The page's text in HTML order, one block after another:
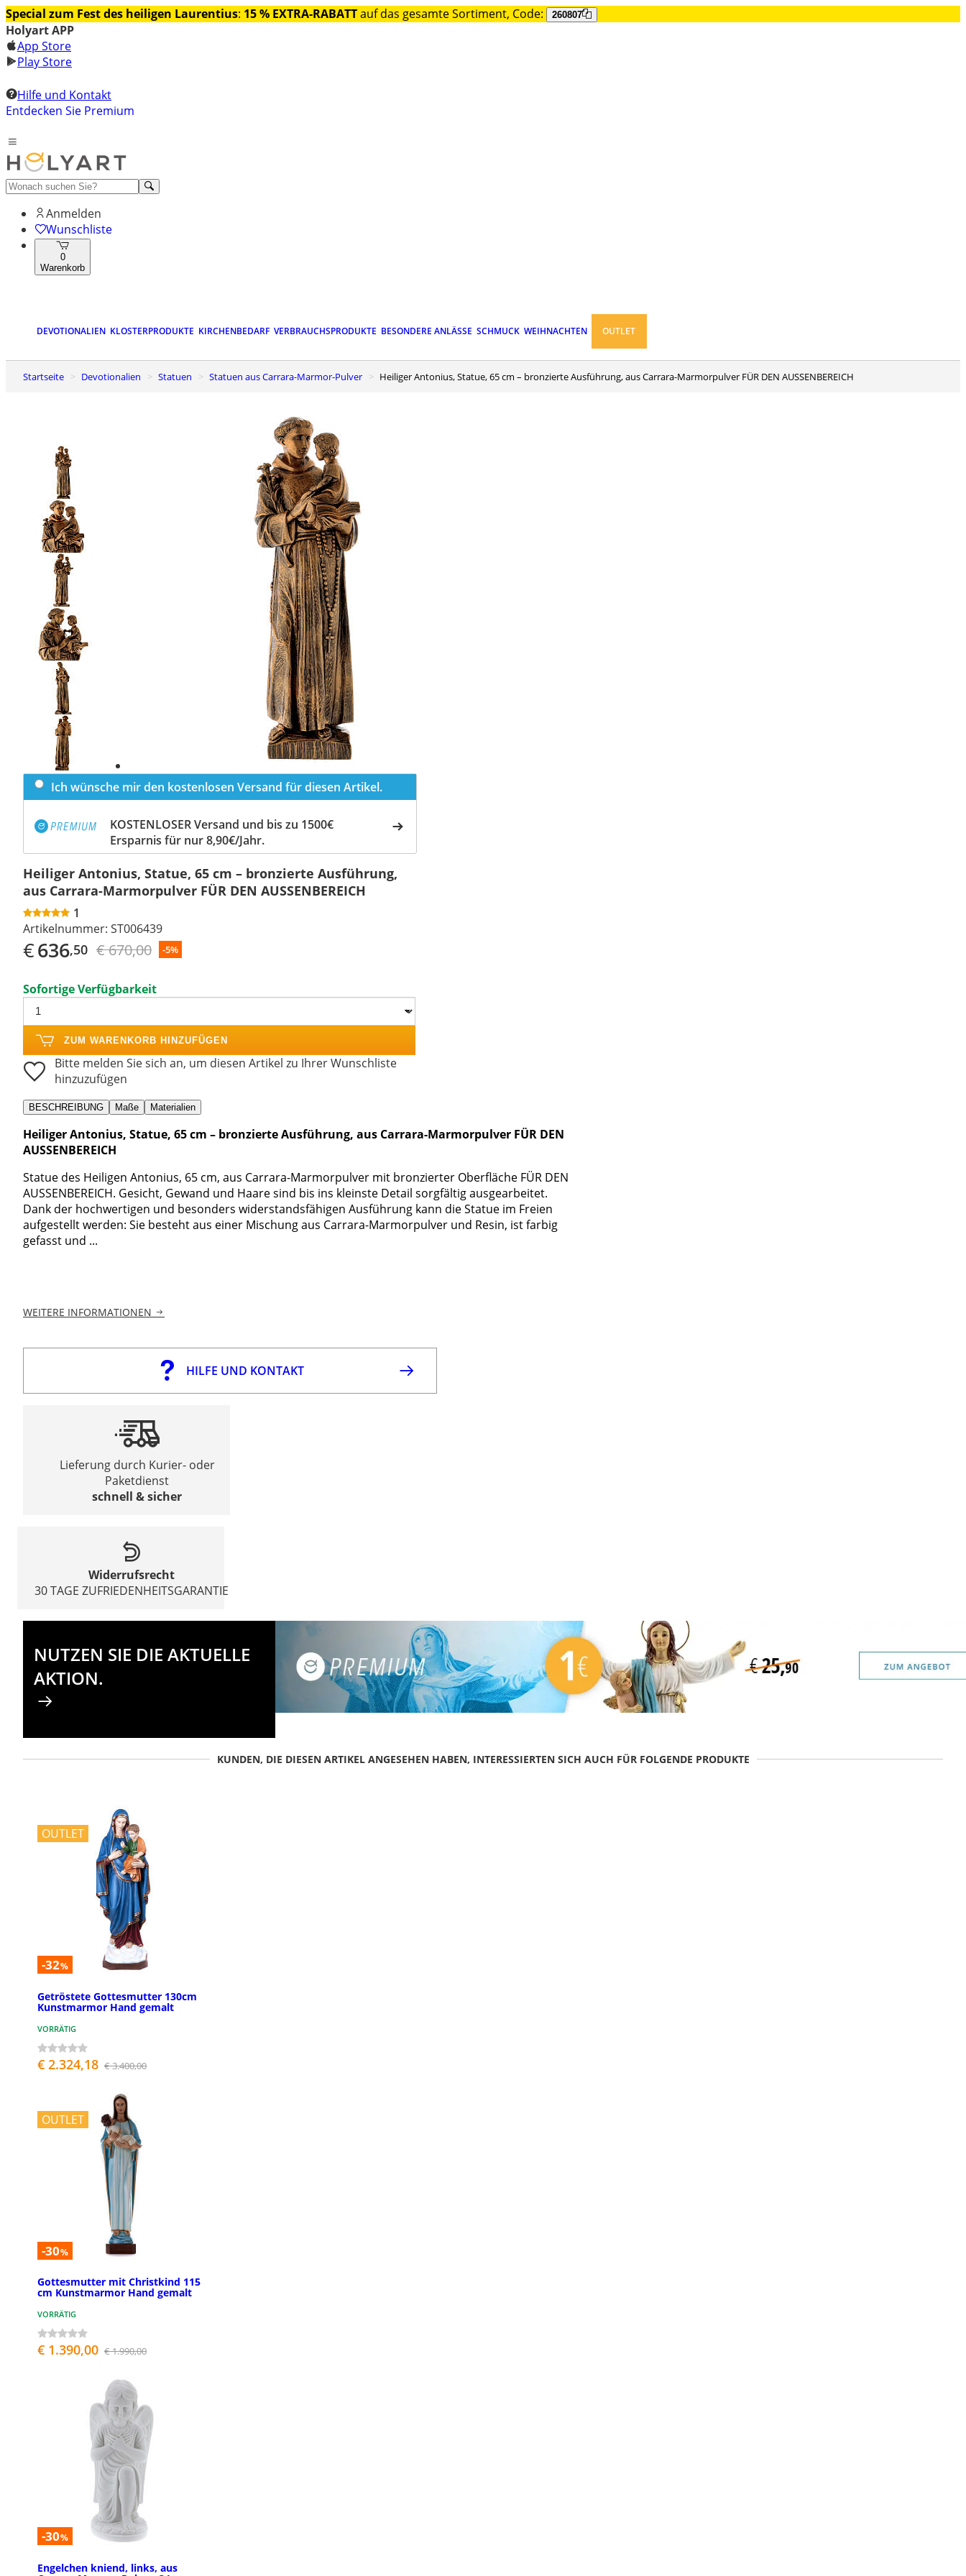
Special zum Fest des heiligen Laurentius: 15 % EXTRA-RABATTauf das gesamte Sortiment, Code: 260807
Holyart APP
App Store
Play Store
Hilfe und Kontakt
Entdecken Sie Premium
Anmelden
Wunschliste
0
Warenkorb
DEVOTIONALIEN KLOSTERPRODUKTE KIRCHENBEDARF VERBRAUCHSPRODUKTE BESONDERE ANLÄSSE SCHMUCK WEIHNACHTEN OUTLET
Startseite Devotionalien Statuen Statuen aus Carrara-Marmor-Pulver Heiliger Antonius, Statue, 65 cm – bronzierte Ausführung, aus Carrara-Marmorpulver FÜR DEN AUSSENBEREICH
Previous
slide
Next
slide
Ich wünsche mir den kostenlosen Versand für diesen Artikel.
KOSTENLOSER Versand und bis zu 1500€
Ersparnis für nur 8,90€/Jahr.
Heiliger Antonius, Statue, 65 cm – bronzierte Ausführung,
aus Carrara-Marmorpulver FÜR DEN AUSSENBEREICH
1
Artikelnummer: ST006439
€636,50 € 670,00 -5%
Sofortige Verfügbarkeit
ZUM WARENKORB HINZUFÜGEN
Bitte melden Sie sich an, um diesen Artikel zu Ihrer Wunschliste
hinzuzufügen
BESCHREIBUNG Maße Materialien
Heiliger Antonius, Statue, 65 cm – bronzierte Ausführung, aus Carrara-Marmorpulver FÜR DEN
AUSSENBEREICH
Statue des Heiligen Antonius, 65 cm, aus Carrara-Marmorpulver mit bronzierter Oberfläche FÜR DEN
AUSSENBEREICH. Gesicht, Gewand und Haare sind bis ins kleinste Detail sorgfältig ausgearbeitet.
Dank der hochwertigen und besonders widerstandsfähigen Ausführung kann die Statue im Freien
aufgestellt werden: Sie besteht aus einer Mischung aus Carrara-Marmorpulver und Resin, ist farbig
gefasst und ...
WEITERE INFORMATIONEN
HILFE UND KONTAKT
Lieferung durch Kurier- oder
Paketdienst
schnell & sicher
Widerrufsrecht
30 TAGE ZUFRIEDENHEITSGARANTIE
NUTZEN SIE DIE AKTUELLE
AKTION.
KUNDEN, DIE DIESEN ARTIKEL ANGESEHEN HABEN, INTERESSIERTEN SICH AUCH FÜR FOLGENDE PRODUKTE
OUTLET
-32%
Getröstete Gottesmutter 130cm
Kunstmarmor Hand gemalt
VORRÄTIG
€ 2.324,18 € 3.400,00
OUTLET
-30%
Gottesmutter mit Christkind 115
cm Kunstmarmor Hand gemalt
VORRÄTIG
€ 1.390,00 € 1.990,00
-30%
Engelchen kniend, links, aus